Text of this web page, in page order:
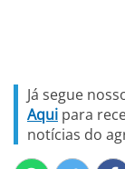
Já segue
Aqui para
notícias do